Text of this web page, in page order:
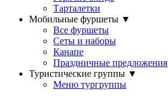
Тарталетки
Мобильные фуршеты ▼
Все фуршеты
Сеты и наборы
Канапе
Праздничные предложения
Туристические группы ▼
Меню тургруппы